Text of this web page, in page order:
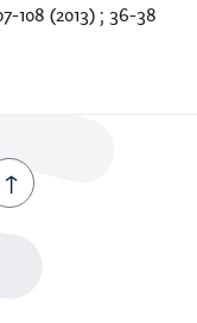
108 (2013) ; 36-38